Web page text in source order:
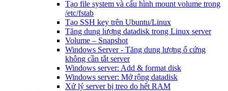
Tạo file system và cấu hình mount volume trong
/etc/fstab
Tạo SSH key trên Ubuntu/Linux
Tăng dung lượng datadisk trong Linux server
Volume – Snapshot
Windows Server - Tăng dung lượng ổ cứng
không cần tắt server
Windows server: Add & format disk
Windows server: Mở rộng datadisk
Xử lý server bị treo do hết RAM